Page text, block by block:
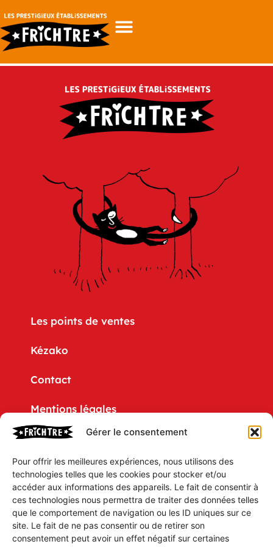
Gérer le consentement
Pour offrir les meilleures expériences, nous utilisons des
technologies telles que les cookies pour stocker et/ou
accéder aux informations des appareils. Le fait de consentir à
ces technologies nous permettra de traiter des données telles
que le comportement de navigation ou les ID uniques sur ce
site. Le fait de ne pas consentir ou de retirer son
consentement peut avoir un effet négatif sur certaines
Les points de ventes
Kézako
Contact
Mentions légales
Politique de confidentialité
CGV
Mon compte
Mon Panier